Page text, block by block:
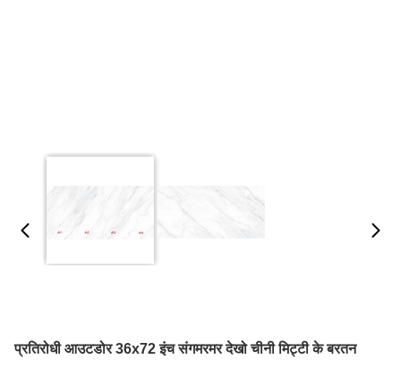
प्रतिरोधी आउटडोर 36x72 इंच संगमरमर देखो चीनी मिट्टी के बरतन